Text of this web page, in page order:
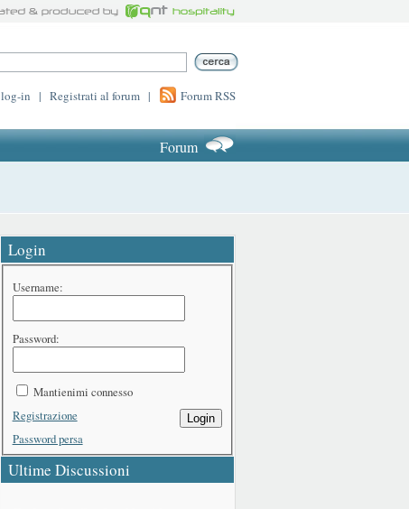
log-in | Registrati al forum | Forum RSS
Forum
Login
Username:
Password:
Mantienimi connesso
Login
Registrazione
Password persa
Ultime Discussioni